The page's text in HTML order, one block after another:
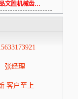
文胜机械齿…
经理
户至上